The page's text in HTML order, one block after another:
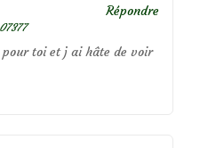
pour toi et j ai hâte de voir
Répondre